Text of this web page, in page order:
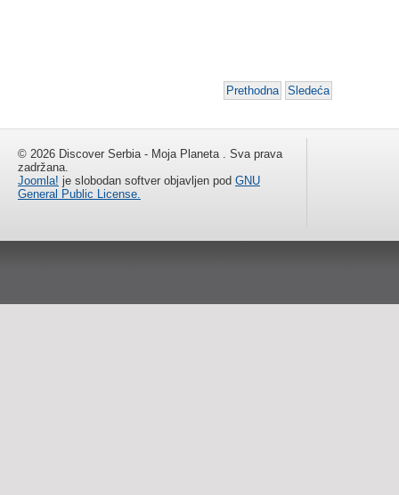
Prethodna Sledeća
© 2026 Discover Serbia - Moja Planeta . Sva prava
zadržana.
Joomla! je slobodan softver objavljen pod GNU
General Public License.